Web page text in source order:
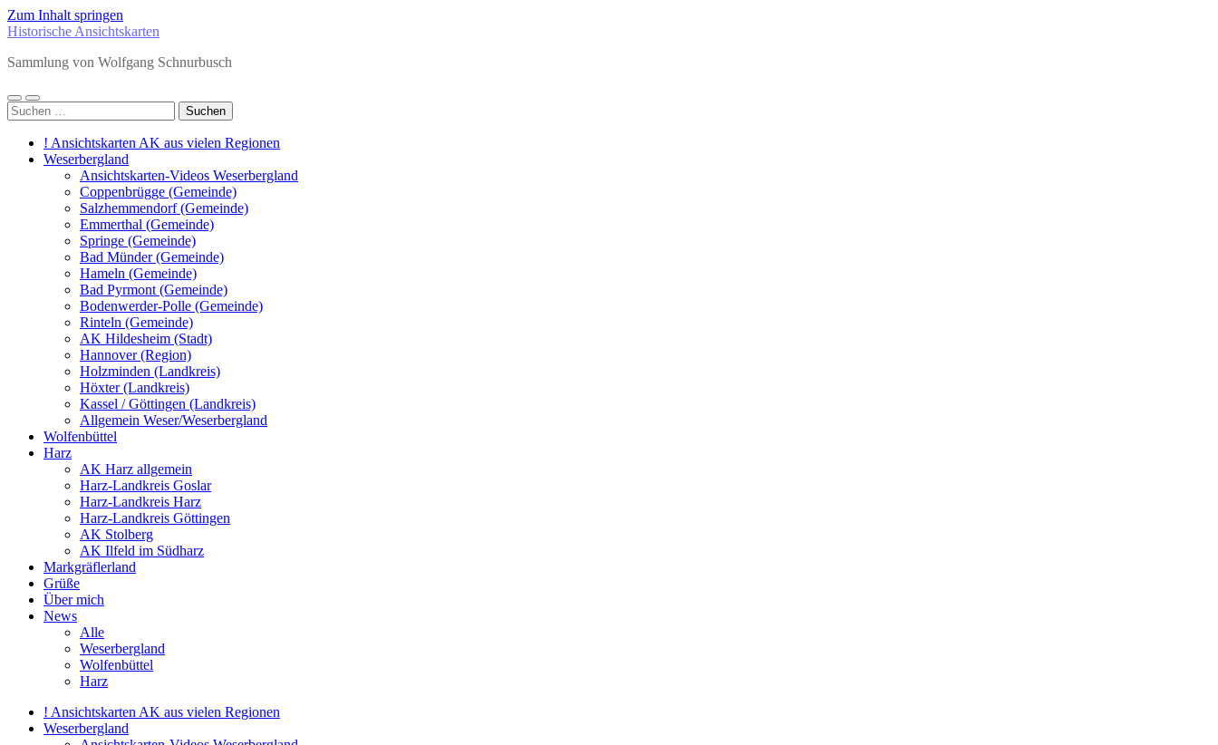
Zum Inhalt springen
Historische Ansichtskarten
Sammlung von Wolfgang Schnurbusch
Mobile-
Menü
Suchfeld
ein-/ausblenden
Suchen
nach:
! Ansichtskarten AK aus vielen Regionen
Weserbergland
Ansichtskarten-Videos Weserbergland
Coppenbrügge (Gemeinde)
Salzhemmendorf (Gemeinde)
Emmerthal (Gemeinde)
Springe (Gemeinde)
Bad Münder (Gemeinde)
Hameln (Gemeinde)
Bad Pyrmont (Gemeinde)
Bodenwerder-Polle (Gemeinde)
Rinteln (Gemeinde)
AK Hildesheim (Stadt)
Hannover (Region)
Holzminden (Landkreis)
Höxter (Landkreis)
Kassel / Göttingen (Landkreis)
Allgemein Weser/Weserbergland
Wolfenbüttel
Harz
AK Harz allgemein
Harz-Landkreis Goslar
Harz-Landkreis Harz
Harz-Landkreis Göttingen
AK Stolberg
AK Ilfeld im Südharz
Markgräflerland
Grüße
Über mich
News
Alle
Weserbergland
Wolfenbüttel
Harz
! Ansichtskarten AK aus vielen Regionen
Weserbergland